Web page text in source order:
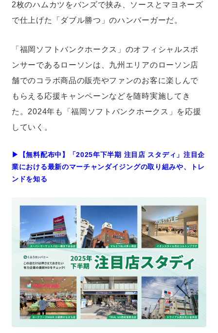
2枚のハムカツをバンズで挟み、ソースとマヨネーズ
で仕上げた「ダブル勝つ」のハンバーガーだ。
「福岡ソフトバンクホークス」のオフィシャルスポ
ンサーであるローソンは、九州エリアのローソン店
舗でのコラボ商品の販売やファンのお客に楽しんで
もらえる応援キャンペーンなどを随時実施してき
た。2024年も「福岡ソフトバンクホークス」を応援
していく。
▶︎【無料配布中】「2025年下半期 注目店 スタディ」注目企
業における最新のマーチャンダイジングの取り組みや、トレ
ンドを知る